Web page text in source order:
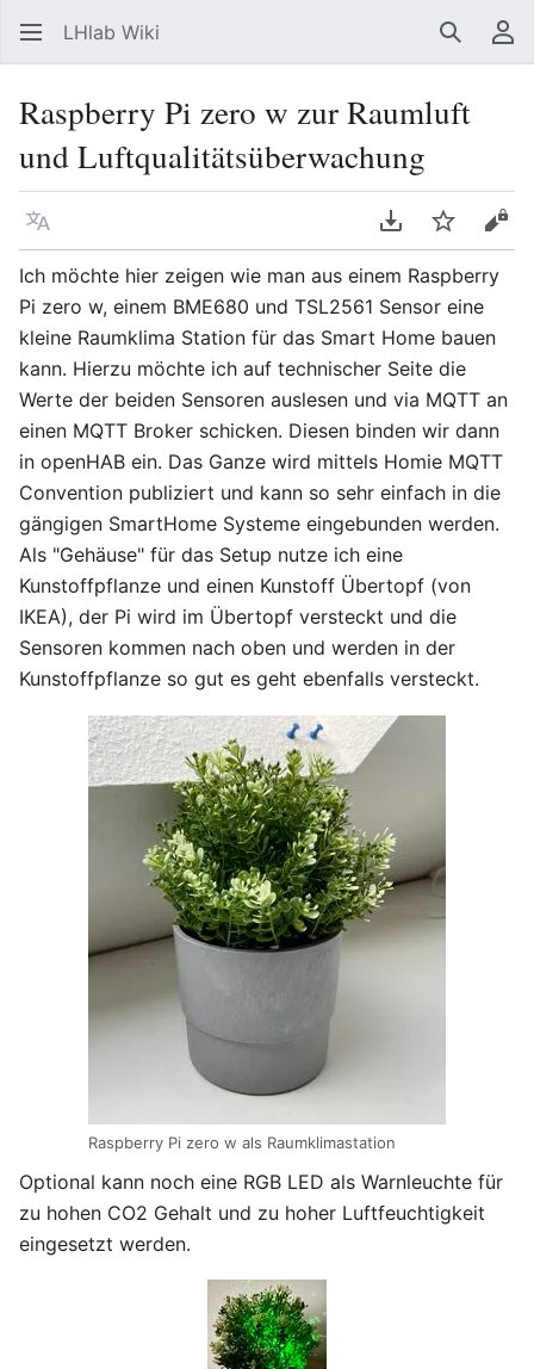
LHlab Wiki Suchen
Raspberry Pi zero w zur Raumluft
und Luftqualitätsüberwachung
Sprache PDF
Ich möchte hier zeigen wie man aus einem Raspberry
Pi zero w, einem BME680 und TSL2561 Sensor eine
kleine Raumklima Station für das Smart Home bauen
kann. Hierzu möchte ich auf technischer Seite die
Werte der beiden Sensoren auslesen und via MQTT an
einen MQTT Broker schicken. Diesen binden wir dann
in openHAB ein. Das Ganze wird mittels Homie MQTT
Convention publiziert und kann so sehr einfach in die
gängigen SmartHome Systeme eingebunden werden.
Als "Gehäuse" für das Setup nutze ich eine
Kunstoffpflanze und einen Kunstoff Übertopf (von
IKEA), der Pi wird im Übertopf versteckt und die
Sensoren kommen nach oben und werden in der
Kunstoffpflanze so gut es geht ebenfalls versteckt.
Raspberry Pi zero w als Raumklimastation
Optional kann noch eine RGB LED als Warnleuchte für
zu hohen CO2 Gehalt und zu hoher Luftfeuchtigkeit
eingesetzt werden.